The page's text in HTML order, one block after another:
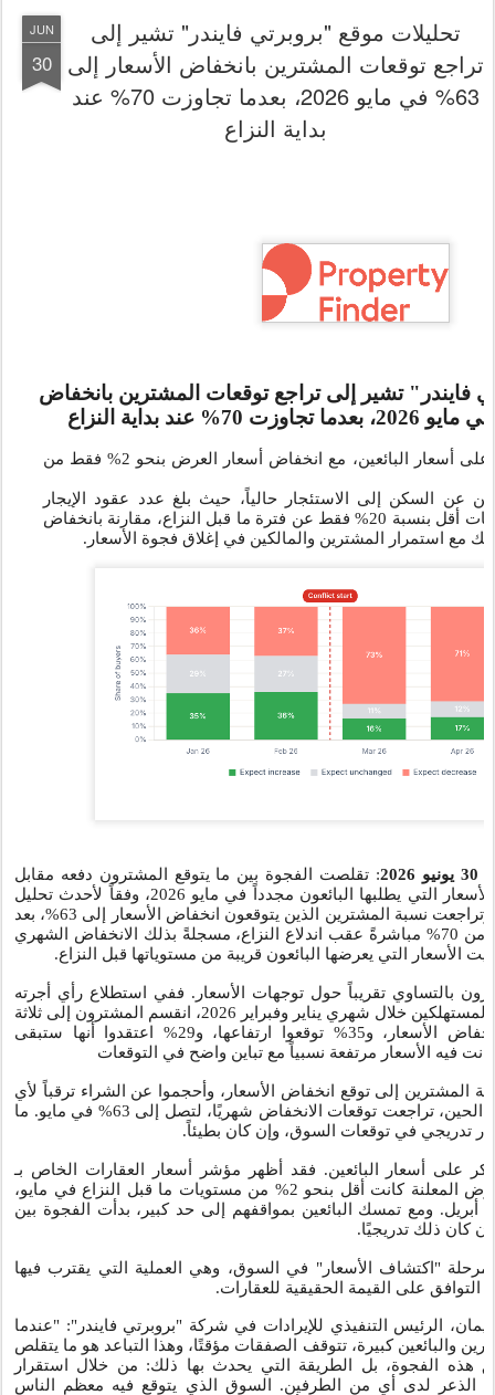
JUN
30
تحليلات موقع "بروبرتي فايندر" تشير إلى
تراجع توقعات المشترين بانخفاض الأسعار إلى
63% في مايو 2026، بعدما تجاوزت 70% عند
بداية النزاع
فايندر" تشير إلى تراجع توقعات المشترين بانخفاض
لم يطرأ أي تغيير يُذكر على أسعار البائعين، مع انخفاض أسعار العرض بنحو 2% فقط من
عن السكن إلى الاستئجار حالياً، حيث بلغ عدد عقود الإيجار
الجديدة في مايو مستويات أقل بنسبة 20% فقط عن فترة ما قبل النزاع، مقارنة بانخفاض
يونيو 2026
: تقلصت الفجوة بين ما يتوقع المشترون دفعه مقابل
العقارات في دولة الإمارات، والأسعار التي يطلبها البائعون مجدداً في مايو 2026، وفقاً لأحدث تحليل
أجرته شركة "بروبرتي فايندر". وتراجعت نسبة المشترين الذين يتوقعون انخفاض الأسعار إلى 63%، بعد
أن بلغت ذروتها لتصل إلى أكثر من 70% مباشرةً عقب اندلاع النزاع، مسجلةً بذلك الانخفاض الشهري
الأسعار التي يعرضها البائعون قريبة من مستوياتها قبل النزاع.
بالتساوي تقريباً حول توجهات الأسعار. ففي استطلاع رأي أجرته
"بروبرتي فايندر" حول توجهات المستهلكين خلال شهري يناير وفبراير 2026، انقسم المشترون إلى ثلاثة
أقسام تقريباً: 36% توقعوا انخفاض الأسعار، و35% توقعوا ارتفاعها، و29% اعتقدوا أنها ستبقى
فيه الأسعار مرتفعة نسبياً مع تباين واضح في التوقعات
المشترين إلى توقع انخفاض الأسعار، وأحجموا عن الشراء ترقباً لأي
انخفاض في الأسعار. ومنذ ذلك الحين، تراجعت توقعات الانخفاض شهريًا، لتصل إلى 63% في مايو. ما
تدريجي في توقعات السوق، وإن كان بطيئاً.
على أسعار البائعين. فقد أظهر مؤشر أسعار العقارات الخاص بـ
"بروبرتي فايندر" أن أسعار العرض المعلنة كانت أقل بنحو 2% من مستويات ما قبل النزاع في مايو،
بانخفاضها بنحو 1% في أبريل. ومع تمسك البائعين بمواقفهم إلى حد كبير، بدأت الفجوة بين
كان ذلك تدريجيًا.
"اكتشاف الأسعار" في السوق، وهي العملية التي يقترب فيها
التوافق على القيمة الحقيقية للعقارات.
الرئيس التنفيذي للإيرادات في شركة "بروبرتي فايندر": "عندما
والبائعين كبيرة، تتوقف الصفقات مؤقتًا، وهذا التباعد هو ما يتقلص
هذه الفجوة، بل الطريقة التي يحدث بها ذلك: من خلال استقرار
الذعر لدى أي من الطرفين. السوق الذي يتوقع فيه معظم الناس